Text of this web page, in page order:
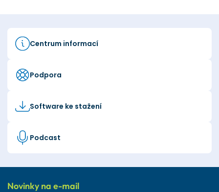
Centrum informací
Podpora
Software ke stažení
Podcast
Novinky na e-mail